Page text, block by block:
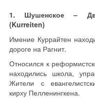
1. Шушенское –
(Kurreiten)
Имение Куррайтен
дороге на Рагнит.
Относился к
находились школа,
Жители с
кирху Пелленингкена.